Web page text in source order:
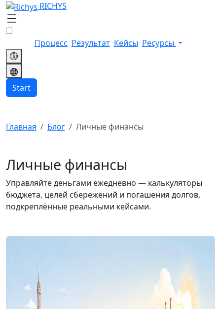
RICHYS
Процесс Результат Кейсы Ресурсы
Start
Главная Блог Личные финансы
Личные финансы
Управляйте деньгами ежедневно — калькуляторы
бюджета, целей сбережений и погашения долгов,
подкреплённые реальными кейсами.